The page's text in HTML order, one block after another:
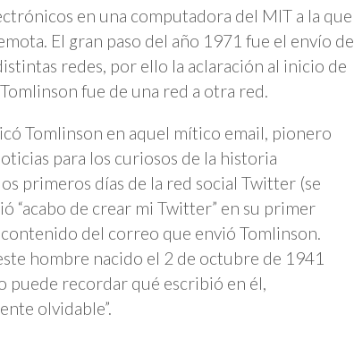
en una computadora del MIT a la que
El gran paso del año 1971 fue el envío de
redes, por ello la aclaración al inicio de
fue de una red a otra red.
Tomlinson en aquel mítico email, pionero
para los curiosos de la historia
primeros días de la red social Twitter (se
“acabo de crear mi Twitter” en su primer
del correo que envió Tomlinson.
hombre nacido el 2 de octubre de 1941
puede recordar qué escribió en él,
olvidable”.